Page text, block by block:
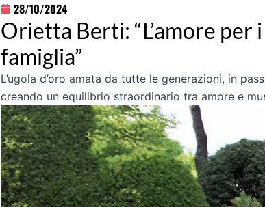
28/10/2024
Orietta Berti: “L’amore per
famiglia”
L’ugola d’oro amata da tutte le generazioni, in
creando un equilibrio straordinario tra amore e